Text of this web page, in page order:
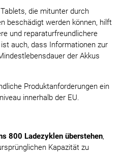
die mitunter durch
beschädigt werden können, hilft
und reparaturfreundlichere
auch, dass Informationen zur
der Akkus
Produktanforderungen ein
innerhalb der EU.
800 Ladezyklen überstehen,
Kapazität zu